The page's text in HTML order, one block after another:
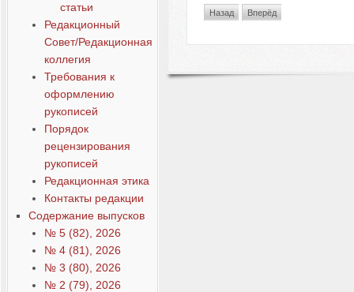
статьи
Редакционный
Совет/Редакционная
коллегия
Требования к
оформлению
рукописей
Порядок
рецензирования
рукописей
Редакционная этика
Контакты редакции
Содержание выпусков
№ 5 (82), 2026
№ 4 (81), 2026
№ 3 (80), 2026
№ 2 (79), 2026
Назад Вперёд